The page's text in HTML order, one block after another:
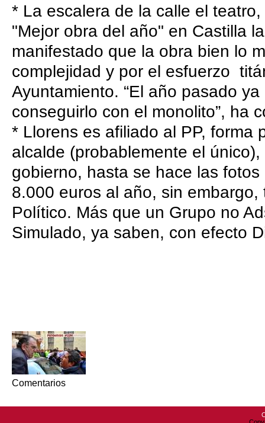
* La escalera de la calle el
"Mejor obra del año" en Castilla
manifestado que la obra bien lo
complejidad y por el esfuerzo
Ayuntamiento. “El año pasado
conseguirlo con el monolito”, ha
* Llorens es afiliado al PP, forma
alcalde (probablemente el
gobierno, hasta se hace las
8.000 euros al año, sin
Político. Más que un Grupo no
Simulado, ya saben, con efecto
Comentarios